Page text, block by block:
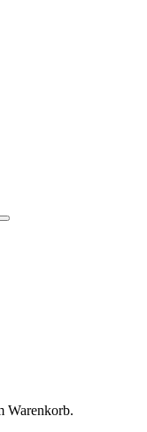
Warenkorb.